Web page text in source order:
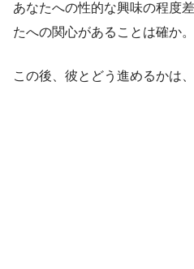
あなたへの性的な興味の程度
たへの関心があることは確か。
この後、彼とどう進めるかは